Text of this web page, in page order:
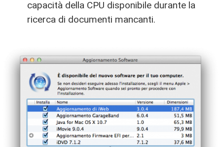
capacità della CPU disponibile durante la
ricerca di documenti mancanti.